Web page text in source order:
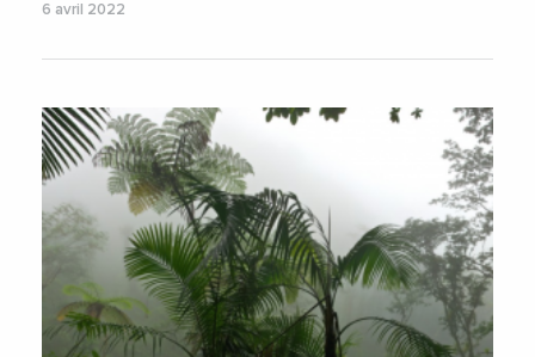
6 avril 2022